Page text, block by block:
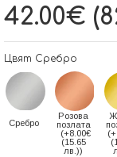
42.00€
Цвят Сребро
Сребро
Розова
позлата
(+8.00€
(15.65
лв.))